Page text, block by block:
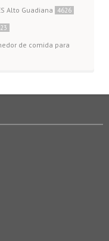
Alto Guadiana 4626
de comida para